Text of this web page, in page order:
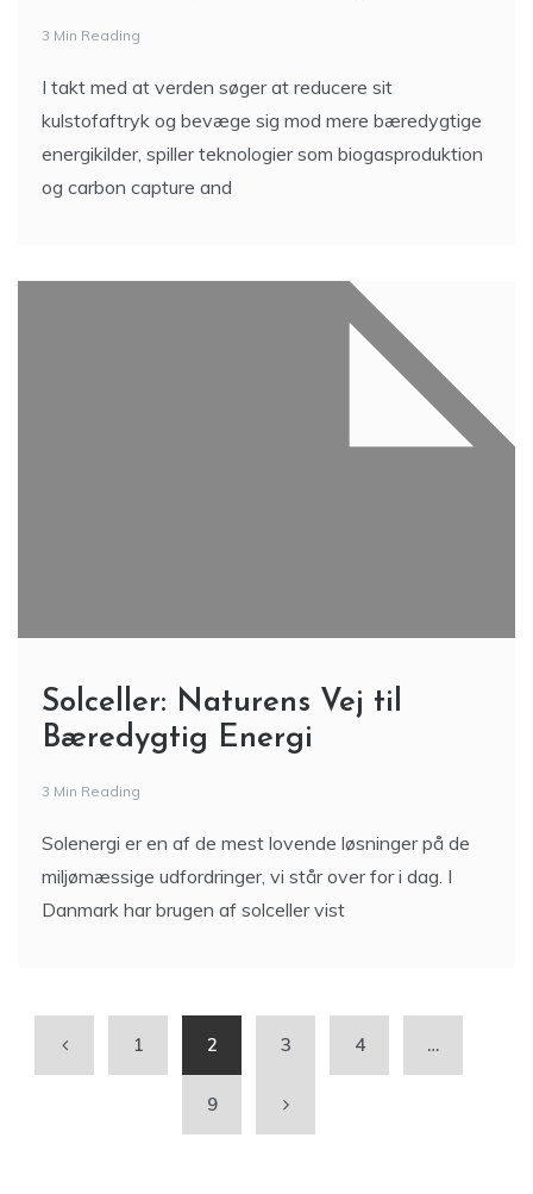
3 Min Reading
I takt med at verden søger at reducere sit
kulstofaftryk og bevæge sig mod mere bæredygtige
energikilder, spiller teknologier som biogasproduktion
og carbon capture and
Solceller: Naturens Vej til
Bæredygtig Energi
3 Min Reading
Solenergi er en af de mest lovende løsninger på de
miljømæssige udfordringer, vi står over for i dag. I
Danmark har brugen af solceller vist
1 2 3 4 …
9